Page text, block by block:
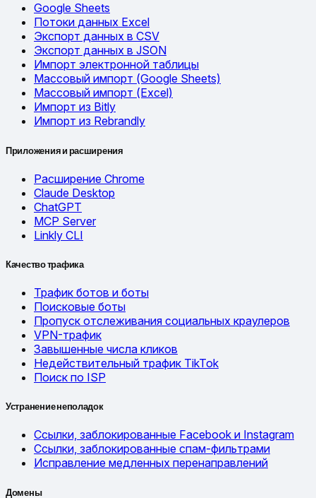
Google Sheets
Потоки данных Excel
Экспорт данных в CSV
Экспорт данных в JSON
Импорт электронной таблицы
Массовый импорт (Google Sheets)
Массовый импорт (Excel)
Импорт из Bitly
Импорт из Rebrandly
Приложения и расширения
Расширение Chrome
Claude Desktop
ChatGPT
MCP Server
Linkly CLI
Качество трафика
Трафик ботов и боты
Поисковые боты
Пропуск отслеживания социальных краулеров
VPN-трафик
Завышенные числа кликов
Недействительный трафик TikTok
Поиск по ISP
Устранение неполадок
Ссылки, заблокированные Facebook и Instagram
Ссылки, заблокированные спам-фильтрами
Исправление медленных перенаправлений
Домены